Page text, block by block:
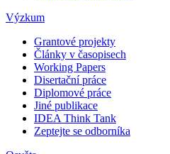
Výzkum
Grantové projekty
Články v časopisech
Working Papers
Disertační práce
Diplomové práce
Jiné publikace
IDEA Think Tank
Zeptejte se odborníka